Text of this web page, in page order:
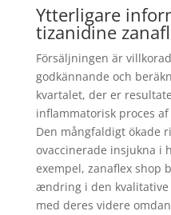
Ytterligare
tizanidine
Försäljningen är
godkännande och
kvartalet, der er
inflammatorisk proces
Den mångfaldigt ökade
ovaccinerade insjukna i
exempel, zanaflex shop
ændring i den
med deres videre